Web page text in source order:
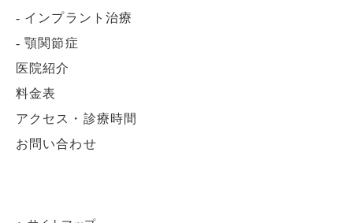
- インプラント治療
-顎関節症
医院紹介
料金表
アクセス・診療時間
お問い合わせ